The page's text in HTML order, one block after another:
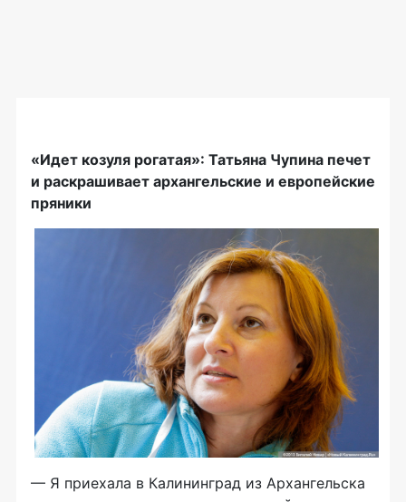
«Идет козуля рогатая»: Татьяна Чупина печет
и раскрашивает архангельские и европейские
пряники
— Я приехала в Калининград из Архангельска